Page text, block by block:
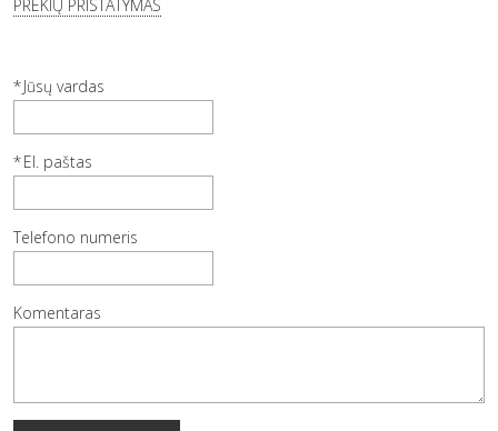
PREKIŲ PRISTATYMAS
Jūsų vardas
El. paštas
Telefono numeris
Komentaras